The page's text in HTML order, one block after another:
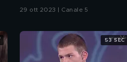
29 ott 2023 | Canale 5
53 SEC